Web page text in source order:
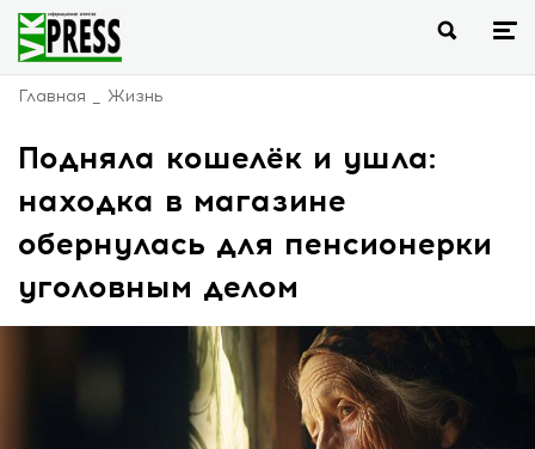
Главная Жизнь
Подняла кошелёк и ушла:
находка в магазине
обернулась для пенсионерки
уголовным делом